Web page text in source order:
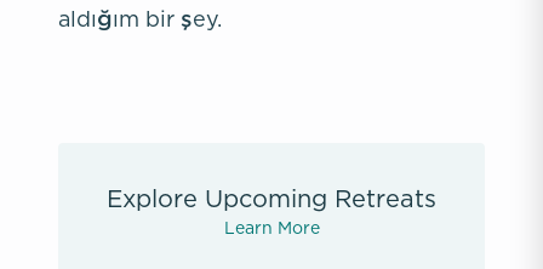
aldığım bir şey.
Explore Upcoming Retreats
Learn More